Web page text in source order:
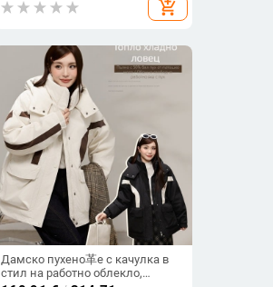
add_shopping_cart
Дамско пухено革e с качулка в
стил на работно облекло,